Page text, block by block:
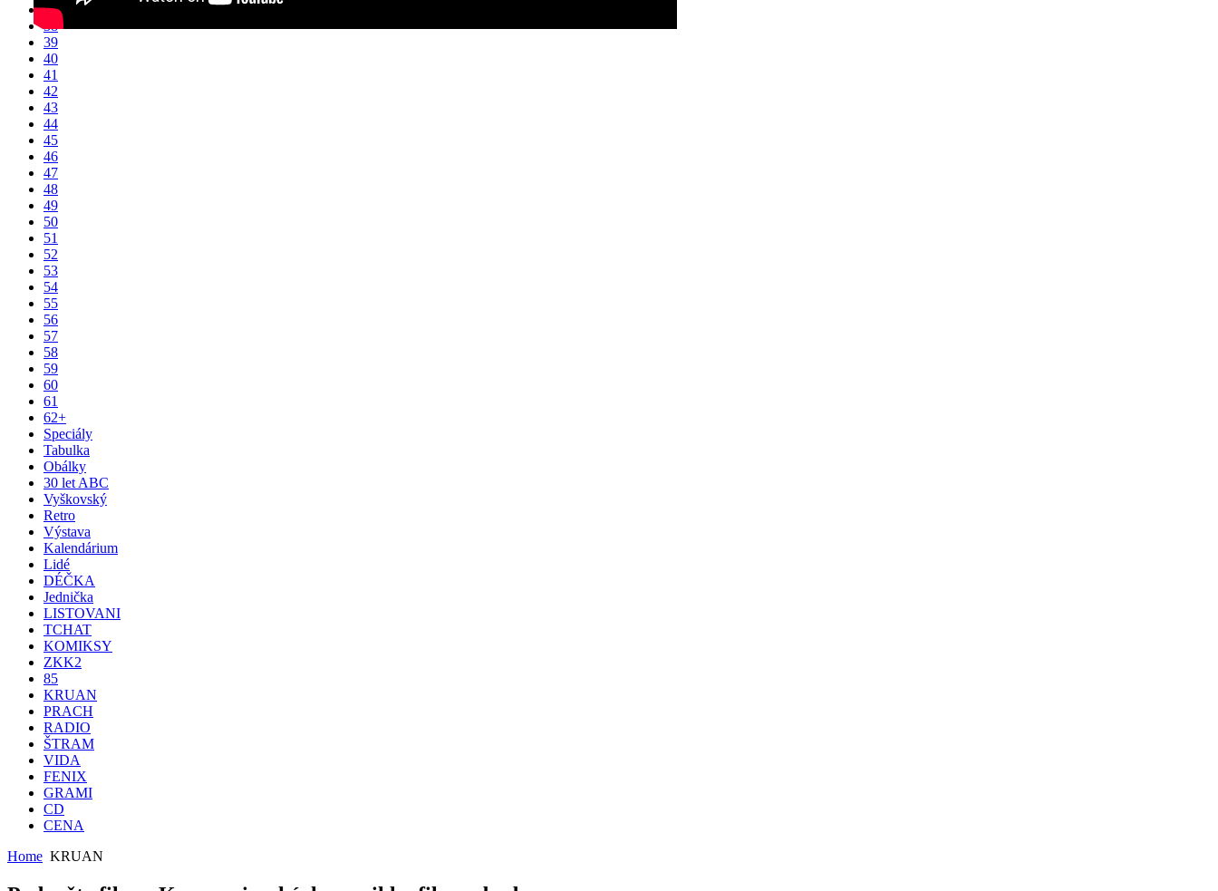
37
38
39
40
41
42
43
44
45
46
47
48
49
50
51
52
53
54
55
56
57
58
59
60
61
62+
Speciály
Tabulka
Obálky
30 let ABC
Vyškovský
Retro
Výstava
Kalendárium
Lidé
DÉČKA
Jednička
LISTOVANI
TCHAT
KOMIKSY
ZKK2
85
KRUAN
PRACH
RADIO
ŠTRAM
VIDA
FENIX
GRAMI
CD
CENA
Home KRUAN